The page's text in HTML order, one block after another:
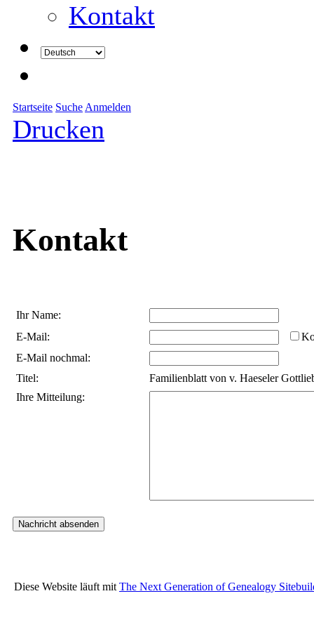
Kontakt
Startseite Suche Anmelden
Drucken
Kontakt
Ihr Name:
E-Mail:
E-Mail nochmal:
Titel:
Familienblatt von v. Haeseler
Ihre Mitteilung:
Diese Website läuft mit The Next Generation of Genealogy